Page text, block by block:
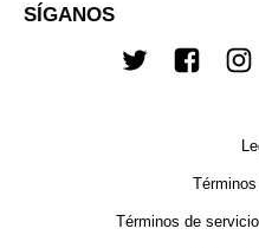
SÍGANOS
Twitter
Términos de